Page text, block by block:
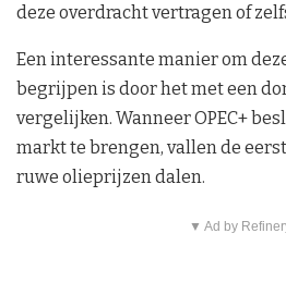
deze overdracht vertragen of
Een interessante manier om
begrijpen is door het met een
vergelijken. Wanneer OPEC+
markt te brengen, vallen de
ruwe olieprijzen dalen.
▼ Ad by